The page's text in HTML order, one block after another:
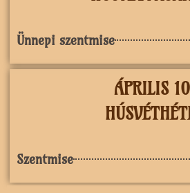
Ünnepi szentmise
ÁPRILIS
Szentmise